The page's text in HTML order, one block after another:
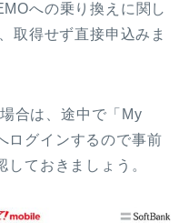
への乗り換えに関し
取得せず直接申込みま
合は、途中で「My
ログインするので事前
しておきましょう。